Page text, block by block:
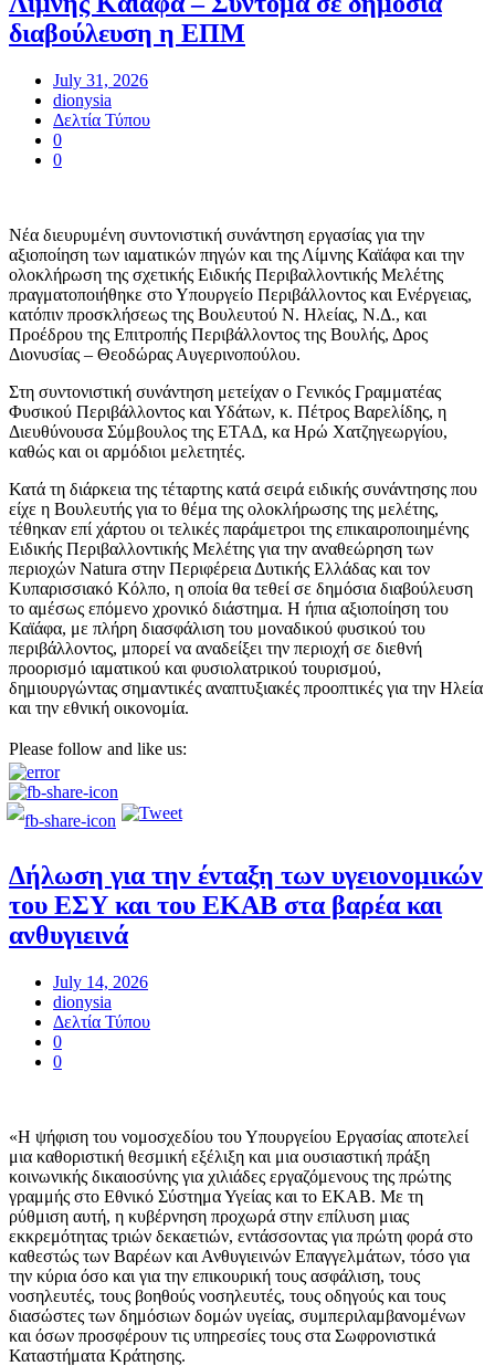
διαβούλευση η ΕΠΜ
July 31, 2026
dionysia
Δελτία Τύπου
0
0
Νέα διευρυμένη συντονιστική συνάντηση εργασίας για την
αξιοποίηση των ιαματικών πηγών και της Λίμνης Καϊάφα και την
ολοκλήρωση της σχετικής Ειδικής Περιβαλλοντικής Μελέτης
πραγματοποιήθηκε στο Υπουργείο Περιβάλλοντος και Ενέργειας,
κατόπιν προσκλήσεως της Βουλευτού Ν. Ηλείας, Ν.Δ., και
Προέδρου της Επιτροπής Περιβάλλοντος της Βουλής, Δρος
Διονυσίας – Θεοδώρας Αυγερινοπούλου.
Στη συντονιστική συνάντηση μετείχαν ο Γενικός Γραμματέας
Φυσικού Περιβάλλοντος και Υδάτων, κ. Πέτρος Βαρελίδης, η
Διευθύνουσα Σύμβουλος της ΕΤΑΔ, κα Ηρώ Χατζηγεωργίου,
καθώς και οι αρμόδιοι μελετητές.
Κατά τη διάρκεια της τέταρτης κατά σειρά ειδικής συνάντησης που
είχε η Βουλευτής για το θέμα της ολοκλήρωσης της μελέτης,
τέθηκαν επί χάρτου οι τελικές παράμετροι της επικαιροποιημένης
Ειδικής Περιβαλλοντικής Μελέτης για την αναθεώρηση των
περιοχών Natura στην Περιφέρεια Δυτικής Ελλάδας και τον
Κυπαρισσιακό Κόλπο, η οποία θα τεθεί σε δημόσια διαβούλευση
το αμέσως επόμενο χρονικό διάστημα. Η ήπια αξιοποίηση του
Καϊάφα, με πλήρη διασφάλιση του μοναδικού φυσικού του
περιβάλλοντος, μπορεί να αναδείξει την περιοχή σε διεθνή
προορισμό ιαματικού και φυσιολατρικού τουρισμού,
δημιουργώντας σημαντικές αναπτυξιακές προοπτικές για την Ηλεία
και την εθνική οικονομία.
Please follow and like us:
Δήλωση για την ένταξη των υγειονομικών
του ΕΣΥ και του ΕΚΑΒ στα βαρέα και
ανθυγιεινά
July 14, 2026
dionysia
Δελτία Τύπου
0
0
«Η ψήφιση του νομοσχεδίου του Υπουργείου Εργασίας αποτελεί
μια καθοριστική θεσμική εξέλιξη και μια ουσιαστική πράξη
κοινωνικής δικαιοσύνης για χιλιάδες εργαζόμενους της πρώτης
γραμμής στο Εθνικό Σύστημα Υγείας και το ΕΚΑΒ. Με τη
ρύθμιση αυτή, η κυβέρνηση προχωρά στην επίλυση μιας
εκκρεμότητας τριών δεκαετιών, εντάσσοντας για πρώτη φορά στο
καθεστώς των Βαρέων και Ανθυγιεινών Επαγγελμάτων, τόσο για
την κύρια όσο και για την επικουρική τους ασφάλιση, τους
νοσηλευτές, τους βοηθούς νοσηλευτές, τους οδηγούς και τους
διασώστες των δημόσιων δομών υγείας, συμπεριλαμβανομένων
και όσων προσφέρουν τις υπηρεσίες τους στα Σωφρονιστικά
Καταστήματα Κράτησης.